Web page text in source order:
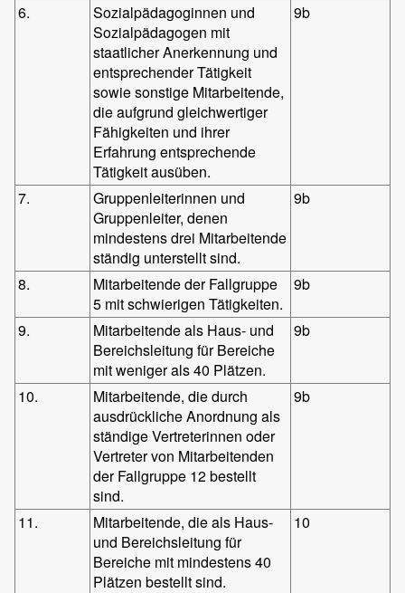
6.
Sozialpädagoginnen und
Sozialpädagogen mit
staatlicher Anerkennung und
entsprechender Tätigkeit
sowie sonstige Mitarbeitende,
die aufgrund gleichwertiger
Fähigkeiten und ihrer
Erfahrung entsprechende
Tätigkeit ausüben.
9b
7.
Gruppenleiterinnen und
Gruppenleiter, denen
mindestens drei Mitarbeitende
ständig unterstellt sind.
9b
8.
Mitarbeitende der Fallgruppe
5 mit schwierigen Tätigkeiten.
9b
9.
Mitarbeitende als Haus- und
Bereichsleitung für Bereiche
mit weniger als 40 Plätzen.
9b
10.
Mitarbeitende, die durch
ausdrückliche Anordnung als
ständige Vertreterinnen oder
Vertreter von Mitarbeitenden
der Fallgruppe 12 bestellt
sind.
9b
11.
Mitarbeitende, die als Haus-
und Bereichsleitung für
Bereiche mit mindestens 40
Plätzen bestellt sind.
10